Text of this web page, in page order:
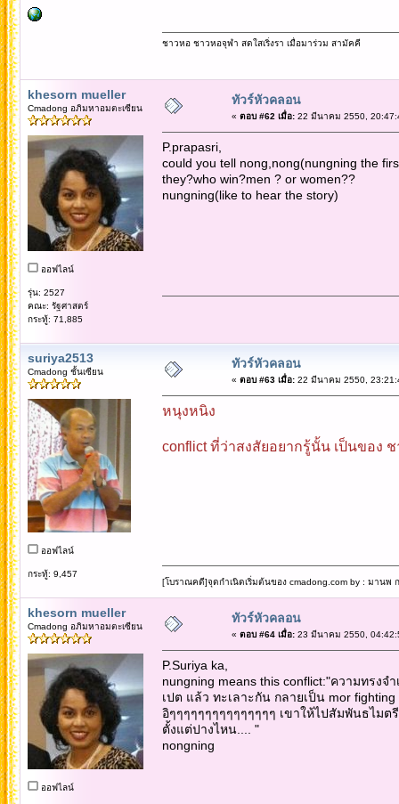
ชาวหอ ชาวหอจุฬา สดใสเริ่งรา เมื่อมาร่วม สามัคคี
khesorn mueller
Cmadong อภิมหาอมตะเซียน
ออฟไลน์
รุ่น: 2527
คณะ: รัฐศาสตร์
กระทู้: 71,885
ทัวร์หัวคลอน
« ตอบ #62 เมื่อ:22 มีนาคม 2550,
P.prapasri,
could you tell nong,nong(nungning the
they?who win?men ? or women??
nungning(like to hear the story)
suriya2513
Cmadong ชั้นเซียน
ออฟไลน์
กระทู้: 9,457
ทัวร์หัวคลอน
« ตอบ #63 เมื่อ:22 มีนาคม 2550,
หนุงหนิง
conflict ที่ว่าสงสัยอยากรู้นั้น เป็นของ
[โบราณคดี]จุดกำเนิดเริ่มต้นของ cmadong.com by : มานพ
khesorn mueller
Cmadong อภิมหาอมตะเซียน
ออฟไลน์
ทัวร์หัวคลอน
« ตอบ #64 เมื่อ:23 มีนาคม 2550,
P.Suriya ka,
nungning means this conflict:"ความทรง
เปต แล้ว ทะเลาะกัน กลายเป็น mor
อิๆๆๆๆๆๆๆๆๆๆๆๆๆๆๆ เขาให้ไปสัมพันธไม
ตั้งแต่ปางไหน.... "
nongning